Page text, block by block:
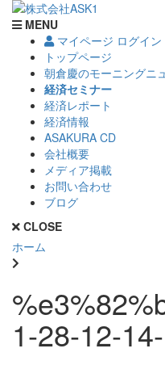
MENU
マイページ ログイン
トップページ
朝倉慶のモーニングニ
経済セミナー
経済レポート
経済情報
ASAKURA CD
会社概要
メディア掲載
お問い合わせ
ブログ
CLOSE
ホーム
1-28-12-